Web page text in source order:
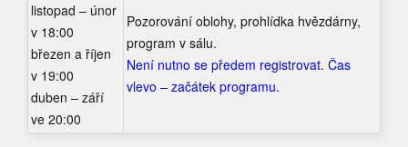
listopad – únor
v 18:00
březen a říjen
v 19:00
duben – září
ve 20:00
Pozorování oblohy, prohlídka hvězdárny,
program v sálu.
Není nutno se předem registrovat. Čas
vlevo – začátek programu.